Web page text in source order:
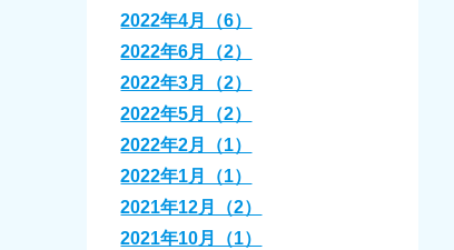
2022年4月（6）
2022年6月（2）
2022年3月（2）
2022年5月（2）
2022年2月（1）
2022年1月（1）
2021年12月（2）
2021年10月（1）